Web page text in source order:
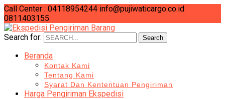
Call Center : 04118954244 info@pujiwaticargo.co.id
0811403155
Search for:
Search
Beranda
Kontak Kami
Tentang Kami
Syarat Dan Kententuan Pengiriman
Harga Pengiriman Ekspedisi